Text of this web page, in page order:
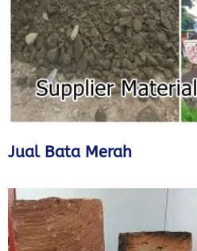
Jual Bata Merah